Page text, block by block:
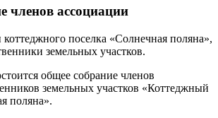
членов ассоциации
поселка «Солнечная поляна»,
земельных участков.
общее собрание членов
земельных участков «Коттеджный
поляна».